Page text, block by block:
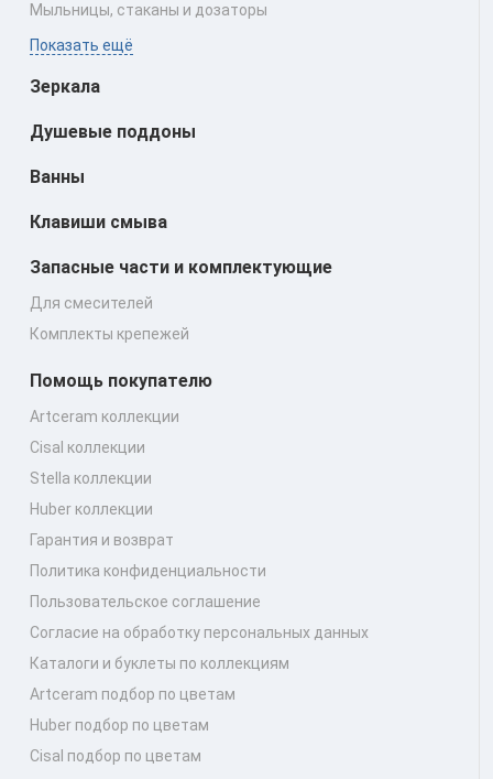
Мыльницы, стаканы и дозаторы
Показать ещё
Зеркала
Душевые поддоны
Ванны
Клавиши смыва
Запасные части и комплектующие
Для смесителей
Комплекты крепежей
Помощь покупателю
Artceram коллекции
Cisal коллекции
Stella коллекции
Huber коллекции
Гарантия и возврат
Политика конфиденциальности
Пользовательское соглашение
Согласие на обработку персональных данных
Каталоги и буклеты по коллекциям
Artceram подбор по цветам
Huber подбор по цветам
Cisal подбор по цветам